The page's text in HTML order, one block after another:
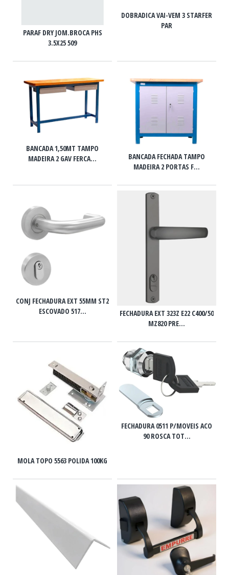
PARAF DRY JOM.BROCA PHS
3.5X25 509
DOBRADICA VAI-VEM 3 STARFER
PAR
BANCADA 1,50MT TAMPO
MADEIRA 2 GAV FERCA...
BANCADA FECHADA TAMPO
MADEIRA 2 PORTAS F...
CONJ FECHADURA EXT 55MM ST2
ESCOVADO 517...
FECHADURA EXT 323Z E22 C400/50
MZ820 PRE...
MOLA TOPO 5563 POLIDA 100KG
FECHADURA 0511 P/MOVEIS ACO
90 ROSCA TOT...